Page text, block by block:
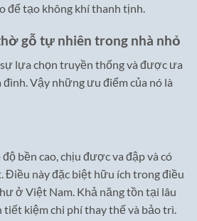
để tạo không khí thanh tịnh.
gỗ tự nhiên trong nhà nhỏ
lựa chọn truyền thống và được ưa
Vậy những ưu điểm của nó là
bền cao, chịu được va đập và có
Điều này đặc biệt hữu ích trong điều
ở Việt Nam. Khả năng tồn tại lâu
tiết kiệm chi phí thay thế và bảo trì.